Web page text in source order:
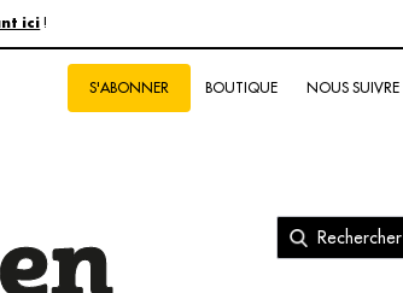
ici !
S'ABONNER BOUTIQUE NOUS SUIVRE
Rechercher